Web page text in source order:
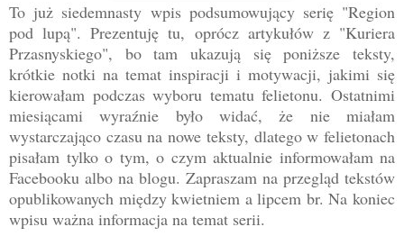
To już siedemnasty wpis podsumowujący serię "Region
pod lupą". Prezentuję tu, oprócz artykułów z "Kuriera
Przasnyskiego", bo tam ukazują się poniższe teksty,
krótkie notki na temat inspiracji i motywacji, jakimi się
kierowałam podczas wyboru tematu felietonu. Ostatnimi
miesiącami wyraźnie było widać, że nie miałam
wystarczająco czasu na nowe teksty, dlatego w felietonach
pisałam tylko o tym, o czym aktualnie informowałam na
Facebooku albo na blogu. Zapraszam na przegląd tekstów
opublikowanych między kwietniem a lipcem br. Na koniec
wpisu ważna informacja na temat serii.